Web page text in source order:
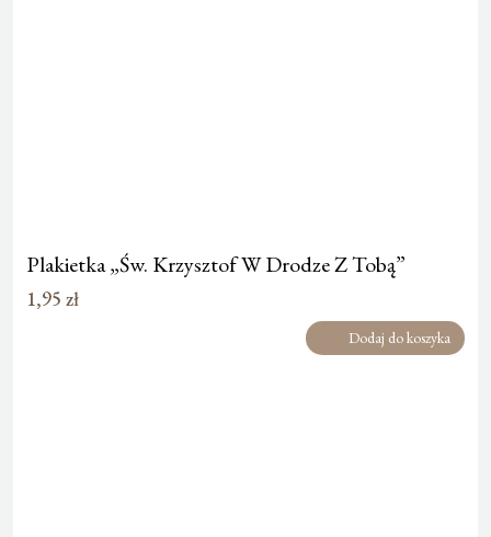
Plakietka „Św. Krzysztof W Drodze Z Tobą”
1,95 zł
Dodaj do koszyka